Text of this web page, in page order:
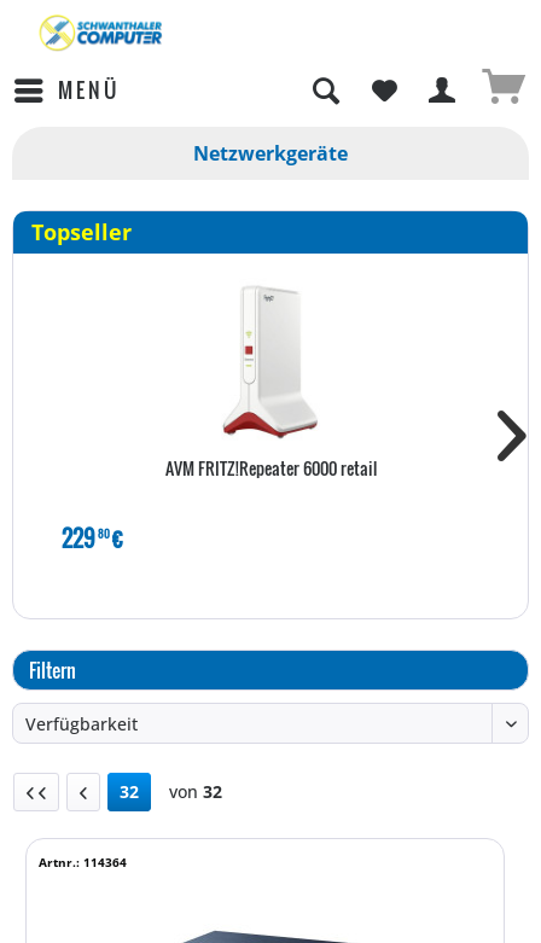
MENÜ
Netzwerkgeräte
Topseller
AVM FRITZ!Repeater 6000 retail
22980€
Filtern
32 von 32
Artnr.: 114364